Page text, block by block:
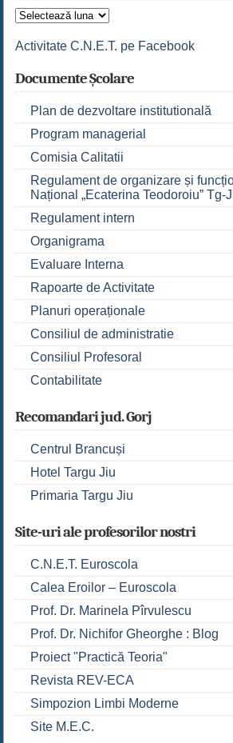
Arhive
Activitate C.N.E.T. pe Facebook
Documente Școlare
Plan de dezvoltare institutională
Program managerial
Comisia Calitatii
Regulament de organizare și
Național „Ecaterina Teodoroiu” Tg-
Regulament intern
Organigrama
Evaluare Interna
Rapoarte de Activitate
Planuri operaționale
Consiliul de administratie
Consiliul Profesoral
Contabilitate
Recomandari jud. Gorj
Centrul Brancuși
Hotel Targu Jiu
Primaria Targu Jiu
Site-uri ale profesorilor nostri
C.N.E.T. Euroscola
Calea Eroilor – Euroscola
Prof. Dr. Marinela Pîrvulescu
Prof. Dr. Nichifor Gheorghe : Blog
Proiect "Practică Teoria"
Revista REV-ECA
Simpozion Limbi Moderne
Site M.E.C.